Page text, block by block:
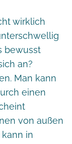
wirklich
bewusst
an?
Man kann
einen
von außen
in